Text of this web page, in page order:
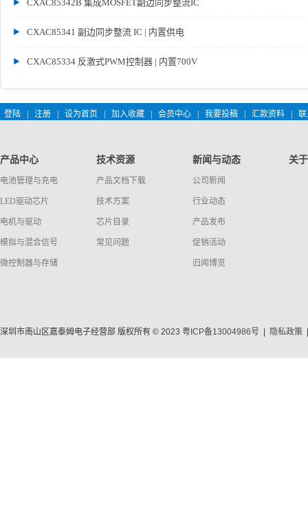
CXAC85342B 集成MOSFET副边同步整流IC
CXAC85341 副边同步整流 IC | 内置供电
CXAC85334 反激式PWM控制器 | 内置700V
登陆 注册 设为首页 加入收藏 会员中心 我要投稿 汇款资料
产品中心
电池管理与充电
LED驱动芯片
电机与驱动
模拟与混合信号
微控制器与存储
技术资源
产品文档下载
技术方案
芯片目录
常见问题
新闻与动态
公司新闻
行业动态
产品发布
促销活动
旧闻博览
关
深圳市南山区嘉泰姆电子经营部 版权所有 © 2023 粤ICP备13004986号 隐私政策